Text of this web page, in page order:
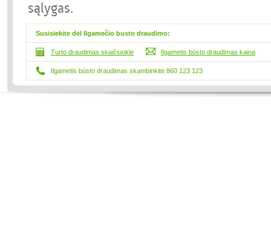
sąlygas.
Susisiekite dėl Ilgamečio busto draudimo:
Turto draudimas skaičiuoklė Ilgametis būsto draudimas kaina
Ilgametis būsto draudimas skambinkite 860 123 123